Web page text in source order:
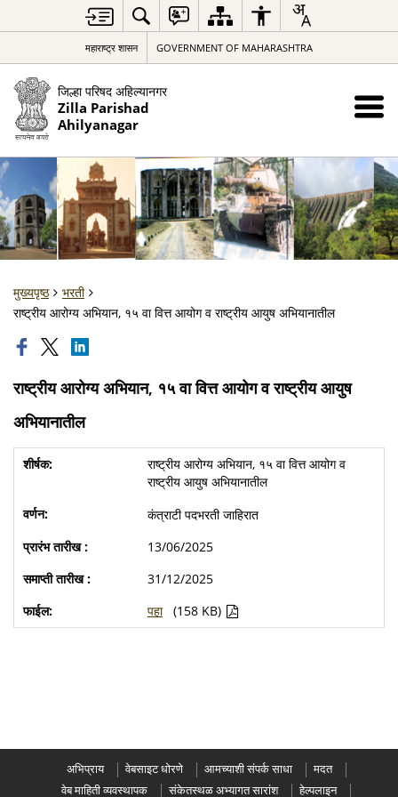
महाराष्ट्र शासन GOVERNMENT OF MAHARASHTRA
जिल्हा परिषद अहिल्यानगर
Zilla Parishad
Ahilyanagar
मुख्यपृष्ठ
भरती
राष्ट्रीय आरोग्य अभियान, १५ वा वित्त आयोग व राष्ट्रीय आयुष अभियानातील
राष्ट्रीय आरोग्य अभियान, १५ वा वित्त आयोग व राष्ट्रीय आयुष
अभियानातील
राष्ट्रीय आरोग्य अभियान, १५ वा वित्त आयोग व
राष्ट्रीय आयुष अभियानातील
कंत्राटी पदभरती जाहिरात
13/06/2025
31/12/2025
पहा
(158 KB)
अभिप्राय वेबसाइट धोरणे आमच्याशी संपर्क साधा
मदत
वेब माहिती व्यवस्थापक
संकेतस्थळ अभ्यागत सारांश हेल्पलाइन